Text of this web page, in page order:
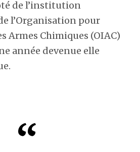
de l’institution
l’Organisation pour
Armes Chimiques (OIAC)
année devenue elle